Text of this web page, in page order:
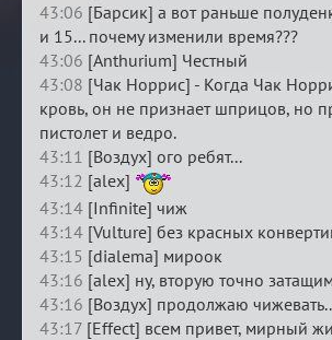
43:06 [Барсик] а вот раньше
и 15... почему изменили время???
43:06 [Anthurium] Честный
43:08 [Чак Норрис] - Когда Чак
кровь, он не признает шприцов, но
пистолет и ведро.
43:11 [Воздух] ого ребят...
43:12 [alex]
43:14 [Infinite] чиж
43:14 [Vulture] без красных
43:15 [dialema] мироок
43:16 [alex] ну, вторую точно затащим
43:16 [Воздух] продолжаю
43:17 [Effect] всем привет, мирный